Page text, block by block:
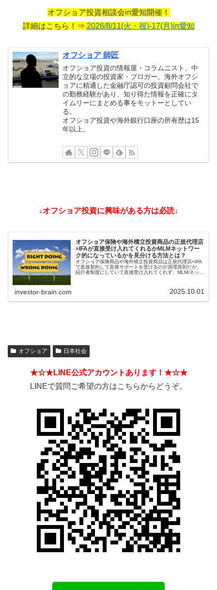
オフショア投資相談会in愛知開催！
詳細はこちら！⇒ 2026/8/11(火・祝)-17(月)in愛知
オフショア 師匠
オフショア投資の情報屋・コラムニスト、中
立的な立場の投資家・ブロガー。海外オフシ
ョアに精通した金融庁認可の投資顧問会社で
の勤務経験があり、知り得た情報を正確にタ
イムリーにまとめる事をモットーとしてい
る。
オフショア投資や海外銀行口座の所有歴は15
年以上。
↓オフショア投資に興味がある方は必読↓
オフショア保険や海外積立投資商品の正規代理店
=IFAが直接受け入れてくれるかMLMネットワー
ク的になっているかを見分ける方法とは？
オフショア保険商品や海外積立投資商品は正規代理店=IFA
で直接契約して直接サポートを受けるのが原理原則だが、
紹介者制度にしていて直接受け入れてくれず、MLM/ネット
investor-brain.com 2025.10.01
オフショア 日本社会
★☆★LINE公式アカウントあります！★☆★
LINEで質問ご希望の方はこちらからどうぞ。